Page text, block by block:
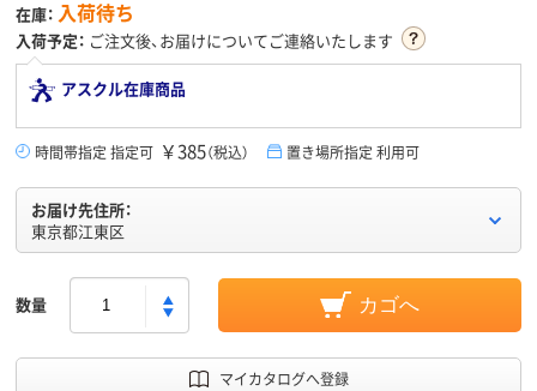
在庫： 入荷待ち
入荷予定： ご注文後、お届けについてご連絡いたします
アスクル在庫商品
時間帯指定 指定可 ￥385（税込） 置き場所指定 利用可
お届け先住所：
東京都江東区
数量 カゴへ
マイカタログへ登録